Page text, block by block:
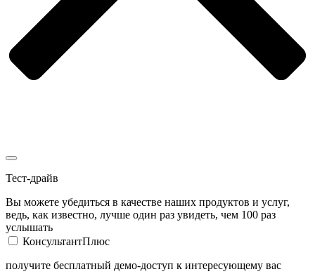
Тест-драйв
Вы можете убедиться в качестве наших продуктов и услуг,
ведь, как известно, лучше один раз увидеть, чем 100 раз
услышать
КонсультантПлюс
получите бесплатный демо-доступ к интересующему вас